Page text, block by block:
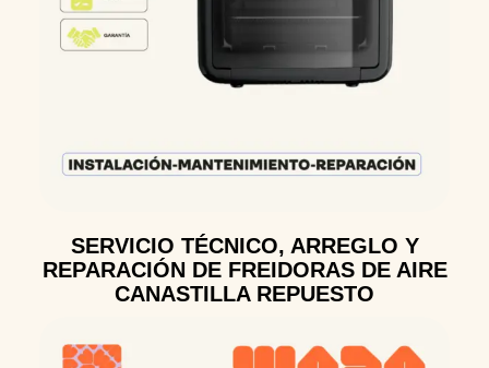
SERVICIO TÉCNICO, ARREGLO Y
REPARACIÓN DE FREIDORAS DE AIRE
CANASTILLA REPUESTO